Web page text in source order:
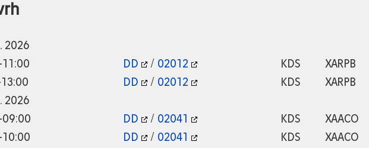
2026
DD / 02012 KDS XARPB
DD / 02012 KDS XARPB
2026
DD / 02041 KDS XAACO
DD / 02041 KDS XAACO